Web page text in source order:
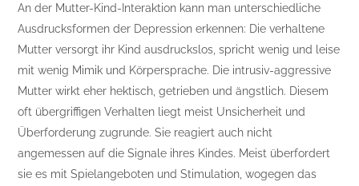
An der Mutter-Kind-Interaktion kann man unterschiedliche
Ausdrucksformen der Depression erkennen: Die verhaltene
Mutter versorgt ihr Kind ausdruckslos, spricht wenig und leise
mit wenig Mimik und Körpersprache. Die intrusiv-aggressive
Mutter wirkt eher hektisch, getrieben und ängstlich. Diesem
oft übergriffigen Verhalten liegt meist Unsicherheit und
Überforderung zugrunde. Sie reagiert auch nicht
angemessen auf die Signale ihres Kindes. Meist überfordert
sie es mit Spielangeboten und Stimulation, wogegen das